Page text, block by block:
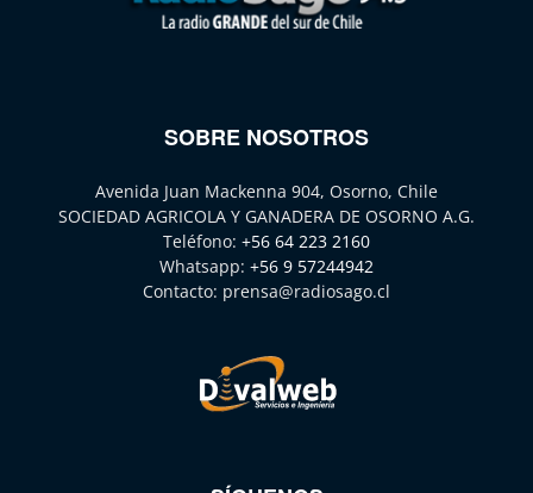
SOBRE NOSOTROS
Avenida Juan Mackenna 904, Osorno, Chile
SOCIEDAD AGRICOLA Y GANADERA DE OSORNO A.G.
Teléfono: +56 64 223 2160
Whatsapp: +56 9 57244942
Contacto: prensa@radiosago.cl